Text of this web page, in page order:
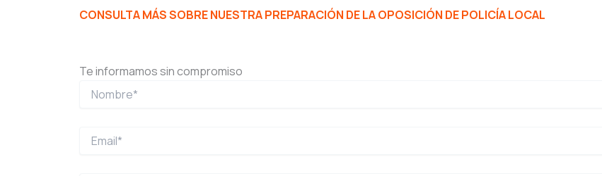
CONSULTA MÁS SOBRE NUESTRA PREPARACIÓN DE LA OPOSICIÓN DE POLICÍA LOCAL
Te informamos sin compromiso